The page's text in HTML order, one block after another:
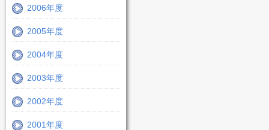
2006年度
2005年度
2004年度
2003年度
2002年度
2001年度